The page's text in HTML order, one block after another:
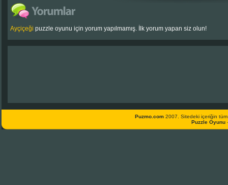
Ayçiçeği puzzle oyunu için yorum yapılmamış. İlk yorum yapan siz olun!
Puzmo.com2007. Sitedeki içeriğin tüm
Puzzle Oyunu